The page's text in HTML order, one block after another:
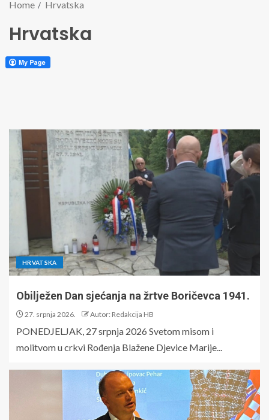
Home Hrvatska
Hrvatska
HRVATSKA
Obilježen Dan sjećanja na žrtve Boričevca 1941.
27. srpnja 2026. Autor: Redakcija HB
PONEDJELJAK, 27 srpnja 2026 Svetom misom i
molitvom u crkvi Rođenja Blažene Djevice Marije...